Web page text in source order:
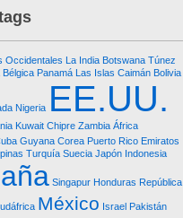
Occidentales La India Botswana Túnez
Bélgica Panamá Las Islas Caimán Bolivia
Nigeria EE.UU.
Kuwait Chipre Zambia África
Guyana Corea Puerto Rico Emiratos
Turquía Suecia Japón Indonesia
Singapur Honduras República
México Israel Pakistán